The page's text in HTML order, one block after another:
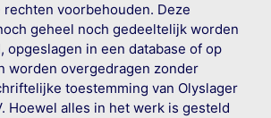
voorbehouden. Deze
geheel noch gedeeltelijk worden
opgeslagen in een database of op
worden overgedragen zonder
toestemming van Olyslager
Hoewel alles in het werk is gesteld